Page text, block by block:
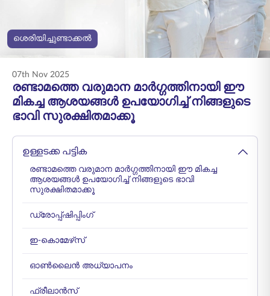
ഓൺലൈനായി
പ്രീമിയം അടയ്ക്കുക
ശെരിയിച്ചുണ്ടാക്കൽ
07th Nov 2025
രണ്ടാമത്തെ വരുമാന മാർഗ്ഗത്തിനായി ഈ
മികച്ച ആശയങ്ങൾ ഉപയോഗിച്ച് നിങ്ങളുടെ
ഭാവി സുരക്ഷിതമാക്കൂ
ഉള്ളടക്ക പട്ടിക
രണ്ടാമത്തെ വരുമാന മാർഗ്ഗത്തിനായി ഈ മികച്ച
ആശയങ്ങൾ ഉപയോഗിച്ച് നിങ്ങളുടെ ഭാവി
സുരക്ഷിതമാക്കൂ
ഡ്രോപ്പ്ഷിപ്പിംഗ്
ഇ-കൊമേഴ്‌സ്
ഓൺലൈൻ അധ്യാപനം
ഫ്രീലാൻസ്